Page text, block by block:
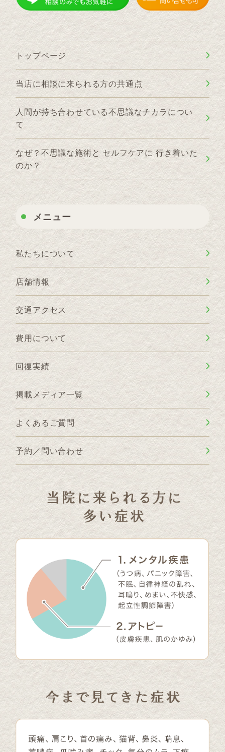
トップページ
当店に相談に来られる方の共通点
人間が持ち合わせている不思議なチカラについ
て
なぜ？不思議な施術と セルフケアに 行き着いた
のか？
メニュー
私たちについて
店舗情報
交通アクセス
費用について
回復実績
掲載メディア一覧
よくあるご質問
予約／問い合わせ